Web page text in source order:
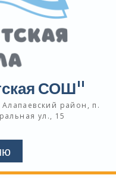
СОШ"
район, п.
ул., 15